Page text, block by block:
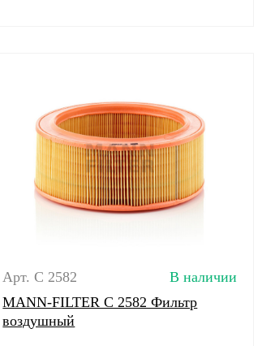
Арт. C 2582
В наличии
MANN-FILTER C 2582 Фильтр
воздушный